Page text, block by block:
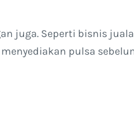
juga. Seperti bisnis
pulsa